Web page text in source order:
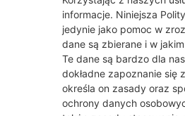
informacje. Niniejsza
jedynie jako pomoc w
dane są zbierane i w
Te dane są bardzo dla
dokładne zapoznanie się
określa on zasady oraz
ochrony danych